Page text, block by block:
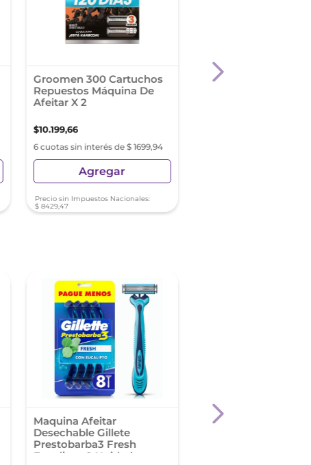
Groomen 300 Cartuchos
Repuestos Máquina De
Afeitar X 2
$10.199,66
6 cuotas sin interés de $ 1699,94
Agregar
Precio sin Impuestos Nacionales:
$ 8429,47
Xmart Speed 3
Maquina Afeitar
Desechable Gillete
Prestobarba3 Fresh
Eucalipto 8 Unidades
Purederm Bandas